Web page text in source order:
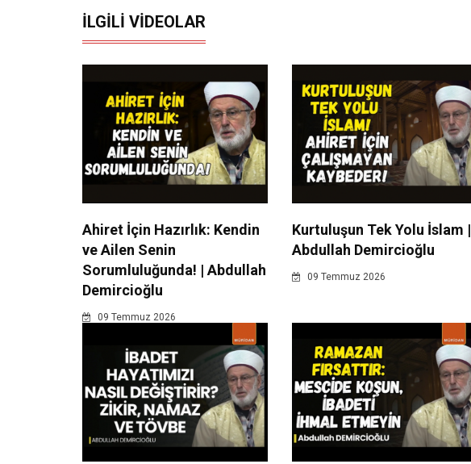
İLGILI VIDEOLAR
Ahiret İçin Hazırlık: Kendin
ve Ailen Senin
Sorumluluğunda! | Abdullah
Demircioğlu
09 Temmuz 2026
Kurtuluşun Tek Yolu İslam |
Abdullah Demircioğlu
09 Temmuz 2026